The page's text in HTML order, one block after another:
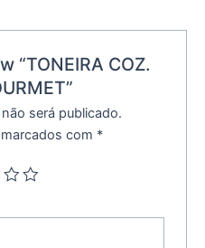
“TONEIRA COZ.
será publicado.
com *